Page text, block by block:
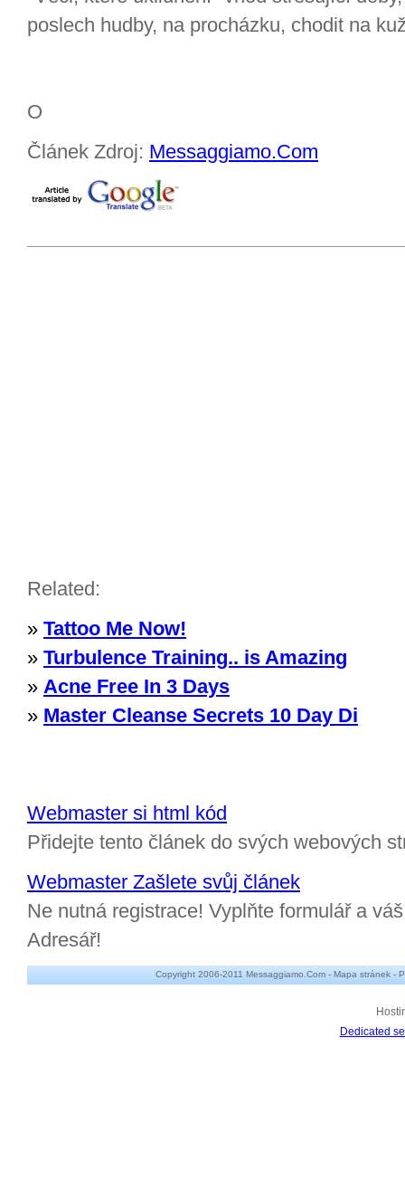
poslech hudby, na procházku, chodit na
O
Článek Zdroj: Messaggiamo.Com
Related:
» Tattoo Me Now!
» Turbulence Training.. is Amazing
» Acne Free In 3 Days
» Master Cleanse Secrets 10 Day Di
Webmaster si html kód
Přidejte tento článek do svých webových
Webmaster Zašlete svůj článek
Ne nutná registrace! Vyplňte formulář a
Adresář!
Copyright 2006-2011 Messaggiamo.Com - Mapa stránek -
Dedicated